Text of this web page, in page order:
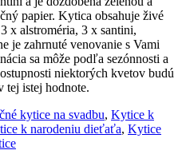
papier. Kytica obsahuje živé
x alstroméria, 3 x santini,
je zahrnuté venovanie s Vami
sa môže podľa sezónnosti a
niektorých kvetov budú
tej istej hodnote.
kytice na svadbu, Kytice k
k narodeniu dieťaťa, Kytice